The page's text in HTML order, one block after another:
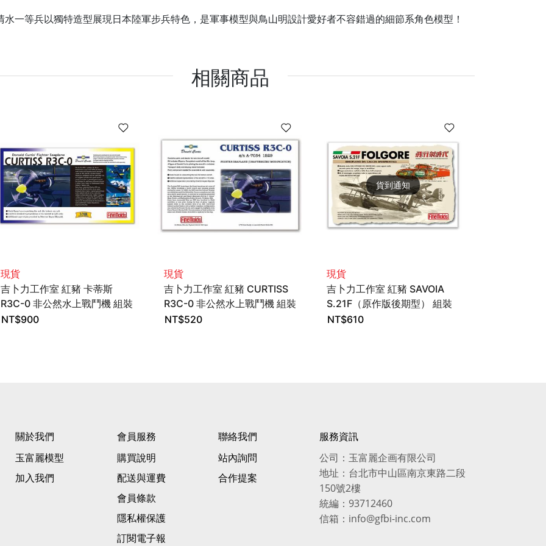
水一等兵以獨特造型展現日本陸軍步兵特色，是軍事模型與鳥山明設計愛好者不容錯過的細節系角色模型！
相關商品
現貨
吉卜力工作室 紅豬 卡蒂斯
R3C-0 非公然水上戰鬥機 組裝
模型 1/48 FineMolds
NT$900
現貨
吉卜力工作室 紅豬 CURTISS
R3C-0 非公然水上戰鬥機 組裝
模型 1/72 FineMolds
NT$520
貨到通知
現貨
吉卜力工作室 紅豬 SAVOIA
S.21F（原作版後期型） 組裝
模型 1/72 FineMolds
NT$610
關於我們
玉富麗模型
加入我們
會員服務
購買說明
配送與運費
會員條款
隱私權保護
訂閱電子報
聯絡我們
站內詢問
合作提案
服務資訊
公司：玉富麗企画有限公司
地址：台北市中山區南京東路二段
150號2樓
統編：93712460
信箱：info@gfbi-inc.com